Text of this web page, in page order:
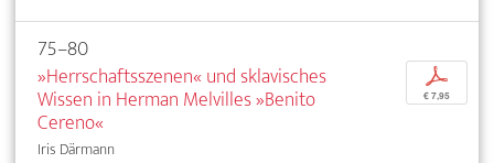
75–80
»Herrschaftsszenen« und sklavisches
Wissen in Herman Melvilles »Benito
Cereno«
Iris Därmann
p
€ 7,95